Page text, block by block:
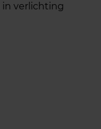
in verlichting